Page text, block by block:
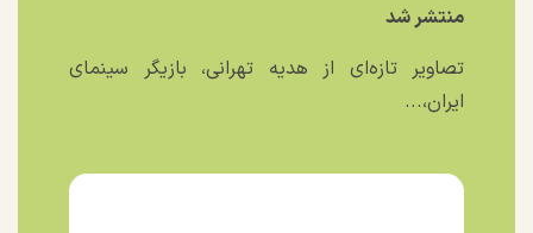
منتشر شد
تصاویر تازه‌ای از هدیه تهرانی، بازیگر سینمای
ایران،...